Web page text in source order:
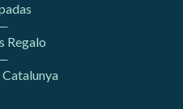
Regalo